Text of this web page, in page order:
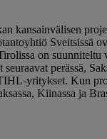
kansainvälisen
Sveitsissä
on suunniteltu
perässä,
yritykset. Kun
Kiinassa ja